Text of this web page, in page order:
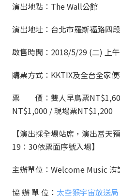
演出地點：The Wall公館
演出地址：台北市羅斯福路四
啟售時間：2018/5/29 (二) 上
購票方式：KKTIX及全台全家
票 價：雙人早鳥票
NT$1,000 / 現場票NT$1,200
【演出採全場站席，演出當天
19：30依票面序號入場】
主辦單位：Welcome Music 洧
協 辦 單 位： 太空猴宇宙放送局